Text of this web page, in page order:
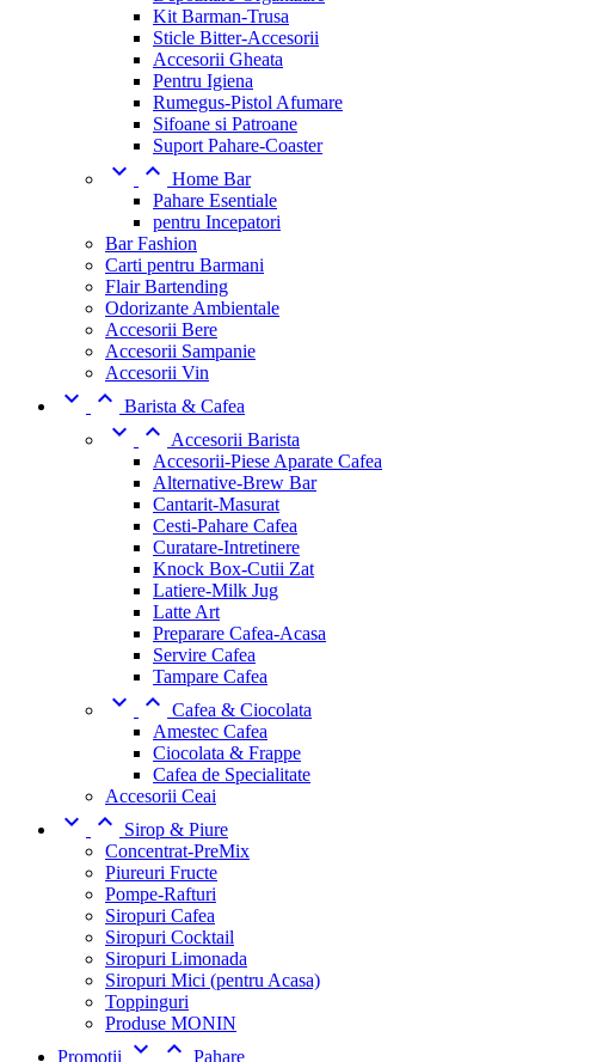
Kit Barman-Trusa
Sticle Bitter-Accesorii
Accesorii Gheata
Pentru Igiena
Rumegus-Pistol Afumare
Sifoane si Patroane
Suport Pahare-Coaster
  Home Bar
Pahare Esentiale
pentru Incepatori
Bar Fashion
Carti pentru Barmani
Flair Bartending
Odorizante Ambientale
Accesorii Bere
Accesorii Sampanie
Accesorii Vin
  Barista & Cafea
  Accesorii Barista
Accesorii-Piese Aparate Cafea
Alternative-Brew Bar
Cantarit-Masurat
Cesti-Pahare Cafea
Curatare-Intretinere
Knock Box-Cutii Zat
Latiere-Milk Jug
Latte Art
Preparare Cafea-Acasa
Servire Cafea
Tampare Cafea
  Cafea & Ciocolata
Amestec Cafea
Ciocolata & Frappe
Cafea de Specialitate
Accesorii Ceai
 
Sirop & Piure
Concentrat-PreMix
Piureuri Fructe
Pompe-Rafturi
Siropuri Cafea
Siropuri Cocktail
Siropuri Limonada
Siropuri Mici (pentru Acasa)
Toppinguri
Produse MONIN
Promoții
  Pahare